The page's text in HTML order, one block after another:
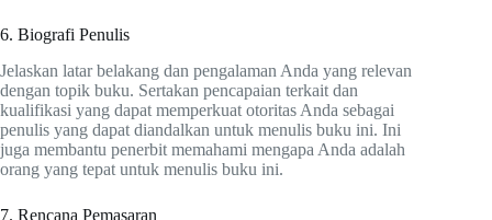
6. Biografi Penulis
Jelaskan latar belakang dan pengalaman Anda yang relevan
dengan topik buku. Sertakan pencapaian terkait dan
kualifikasi yang dapat memperkuat otoritas Anda sebagai
penulis yang dapat diandalkan untuk menulis buku ini. Ini
juga membantu penerbit memahami mengapa Anda adalah
orang yang tepat untuk menulis buku ini.
7. Rencana Pemasaran